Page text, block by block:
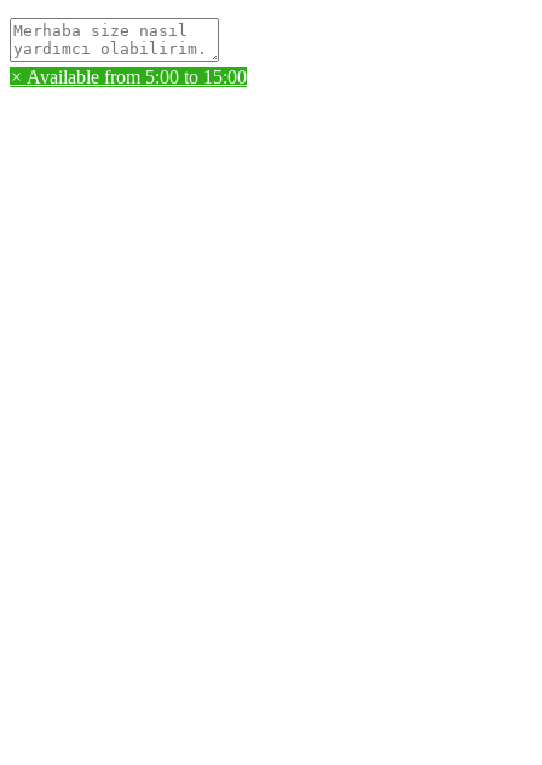
× Available from 5:00 to 15:00